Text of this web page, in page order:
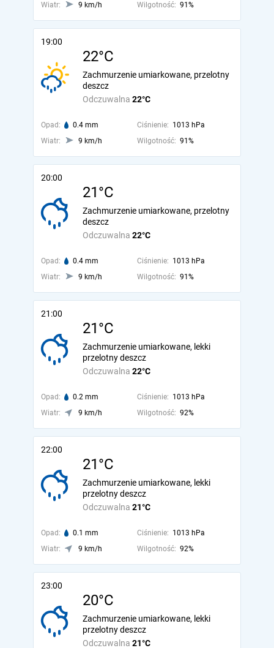
Wiatr:
9 km/h Wilgotność: 91%
19:00
22°C
Odczuwalna 22°C
Zachmurzenie umiarkowane, przelotny
deszcz
Opad: 0.4 mm Ciśnienie: 1013 hPa
Wiatr:
9 km/h Wilgotność: 91%
20:00
21°C
Odczuwalna 22°C
Zachmurzenie umiarkowane, przelotny
deszcz
Opad: 0.4 mm Ciśnienie: 1013 hPa
Wiatr:
9 km/h Wilgotność: 91%
21:00
21°C
Odczuwalna 22°C
Zachmurzenie umiarkowane, lekki
przelotny deszcz
Opad: 0.2 mm Ciśnienie: 1013 hPa
Wiatr:
9 km/h Wilgotność: 92%
22:00
21°C
Odczuwalna 21°C
Zachmurzenie umiarkowane, lekki
przelotny deszcz
Opad: 0.1 mm Ciśnienie: 1013 hPa
Wiatr:
9 km/h Wilgotność: 92%
23:00
20°C
Odczuwalna 21°C
Zachmurzenie umiarkowane, lekki
przelotny deszcz